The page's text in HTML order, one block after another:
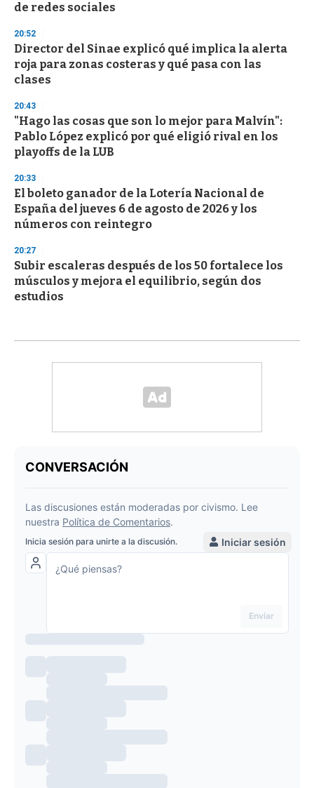
de redes sociales
20:52
Director del Sinae explicó qué implica la alerta
roja para zonas costeras y qué pasa con las
clases
20:43
"Hago las cosas que son lo mejor para Malvín":
Pablo López explicó por qué eligió rival en los
playoffs de la LUB
20:33
El boleto ganador de la Lotería Nacional de
España del jueves 6 de agosto de 2026 y los
números con reintegro
20:27
Subir escaleras después de los 50 fortalece los
músculos y mejora el equilibrio, según dos
estudios